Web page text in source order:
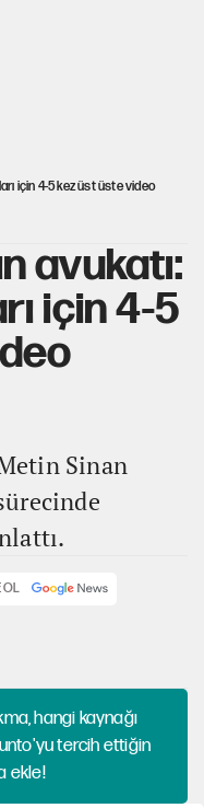
için 4-5 kez üst üste video
avukatı:
için 4-5
Sinan
OL
hangi kaynağı
tercih ettiğin
ekle!